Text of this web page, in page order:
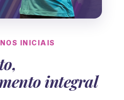
INICIAIS
integral